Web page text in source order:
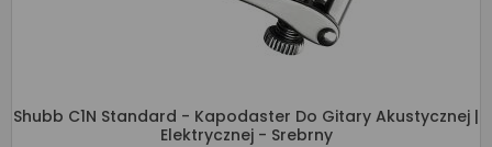
Shubb C1N Standard - Kapodaster Do Gitary Akustycznej |
Elektrycznej - Srebrny